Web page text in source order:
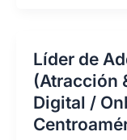
Líder de
(Atracción
Digital /